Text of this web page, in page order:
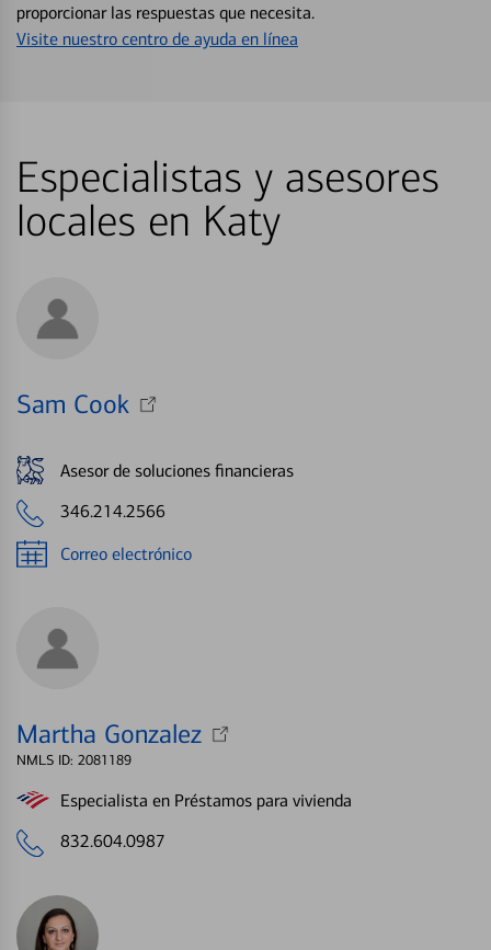
proporcionar las respuestas que necesita.
Visite nuestro centro de ayuda en línea
Especialistas y asesores
locales en Katy
Sam Cook
Asesor de soluciones financieras
346.214.2566
Correo electrónico
Martha Gonzalez
NMLS ID: 2081189
Especialista en Préstamos para vivienda
832.604.0987